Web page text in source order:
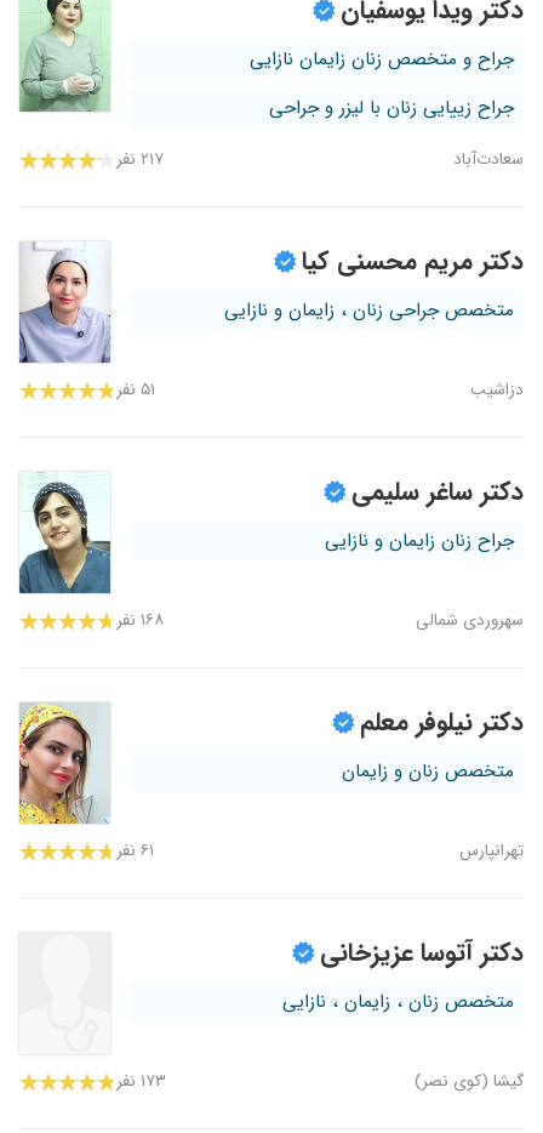
دکتر ویدا یوسفیان
جراح و متخصص زنان زایمان نازایی
جراح زییایی زنان با لیزر و جراحی
سعادت‌آباد ۲۱۷ نفر
دکتر مریم محسنی کیا
متخصص جراحی زنان ، زایمان و نازایی
دزاشیب ۵۱ نفر
دکتر ساغر سلیمی
جراح زنان زایمان و نازایی
سهروردی شمالی ۱۶۸ نفر
دکتر نیلوفر معلم
متخصص زنان و زایمان
تهرانپارس ۶۱ نفر
دکتر آتوسا عزیزخانی
متخصص زنان ، زایمان ، نازایی
گیشا (کوی نصر) ۱۷۳ نفر